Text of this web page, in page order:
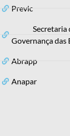
Previc
Secretaria
Governança das
Abrapp
Anapar